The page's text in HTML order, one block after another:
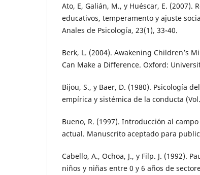
Ato, E, Galián, M., y Huéscar, E. (2007).
educativos, temperamento y ajuste
Anales de Psicología, 23(1), 33-40.
Berk, L. (2004). Awakening Children’s
Can Make a Difference. Oxford:
Bijou, S., y Baer, D. (1980). Psicología
empírica y sistémica de la conducta
Bueno, R. (1997). Introducción al
actual. Manuscrito aceptado para
Cabello, A., Ochoa, J., y Filp. J. (1992).
niños y niñas entre 0 y 6 años de